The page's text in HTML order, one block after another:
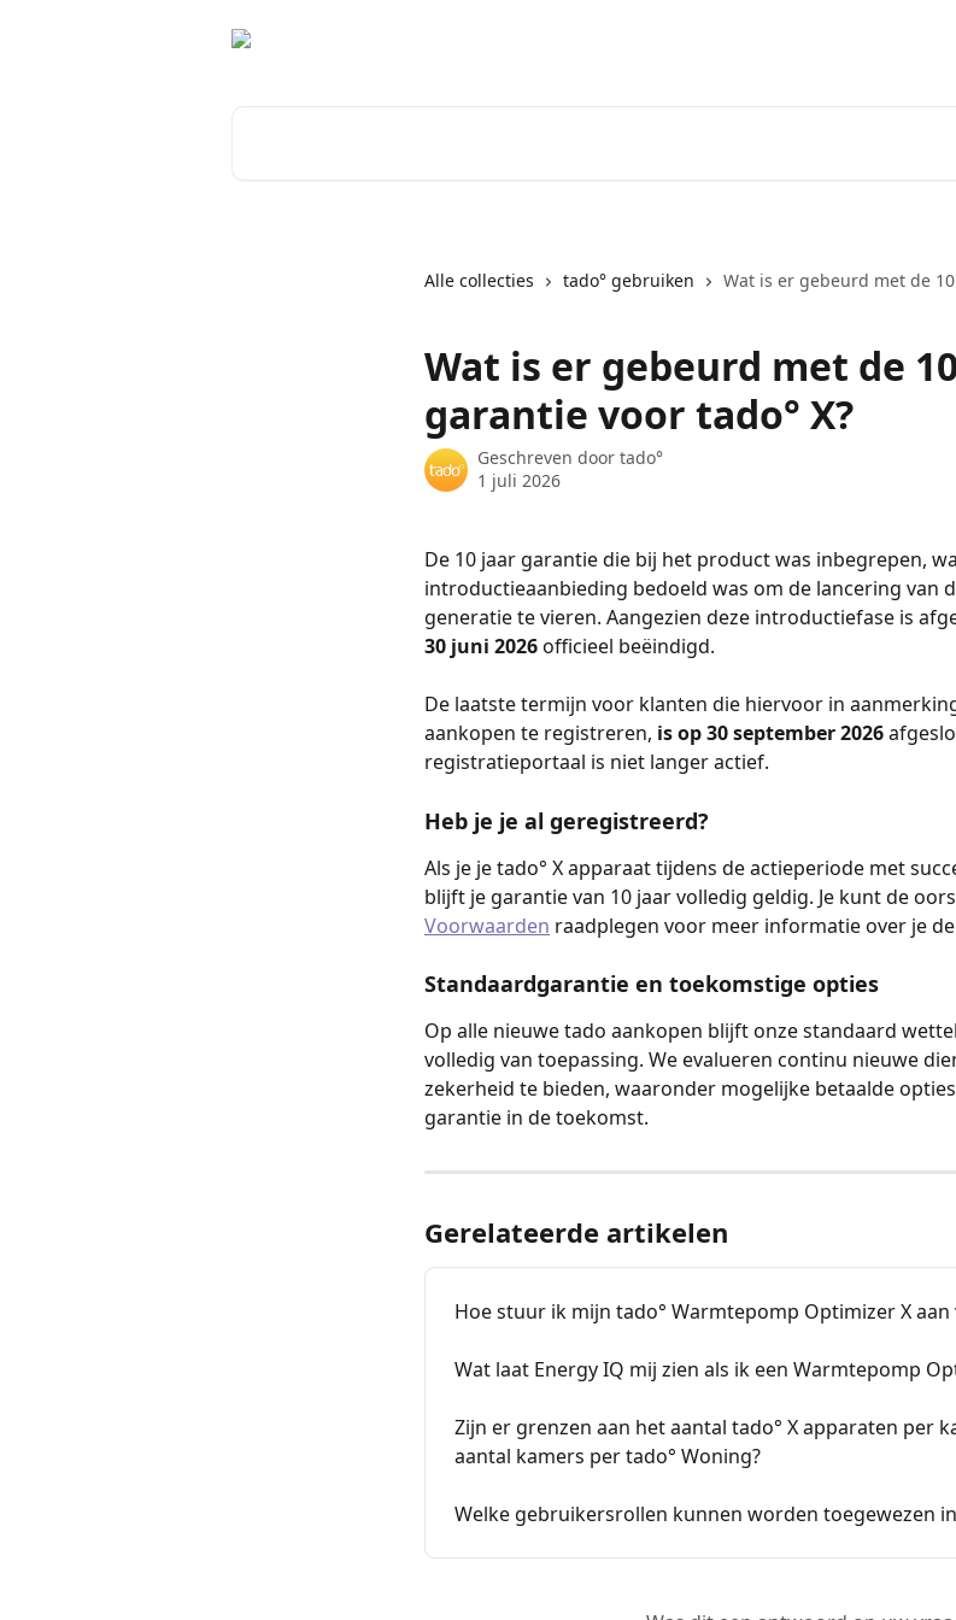
Alle collecties tado° gebruiken Wat is er gebeurd met de
Wat is er gebeurd met de
garantie voor tado° X?
Geschreven door tado°
1 juli 2026
De 10 jaar garantie die bij het product was inbegrepen,
introductieaanbieding bedoeld was om de lancering van
generatie te vieren. Aangezien deze introductiefase is
30 juni 2026 officieel beëindigd.
De laatste termijn voor klanten die hiervoor in
aankopen te registreren, is op 30 september 2026
registratieportaal is niet langer actief.
Heb je je al geregistreerd?
Als je je tado° X apparaat tijdens de actieperiode met
blijft je garantie van 10 jaar volledig geldig. Je kunt de
Voorwaarden raadplegen voor meer informatie over je
Standaardgarantie en toekomstige opties
Op alle nieuwe tado aankopen blijft onze standaard
volledig van toepassing. We evalueren continu nieuwe
zekerheid te bieden, waaronder mogelijke betaalde
garantie in de toekomst.
Gerelateerde artikelen
Hoe stuur ik mijn tado° Warmtepomp Optimizer X aan
Wat laat Energy IQ mij zien als ik een Warmtepomp
Zijn er grenzen aan het aantal tado° X apparaten per
aantal kamers per tado° Woning?
Welke gebruikersrollen kunnen worden toegewezen